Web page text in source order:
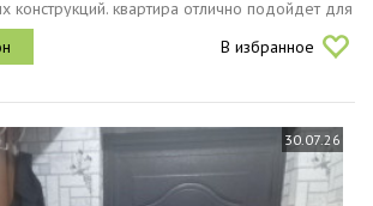
конструкций. квартира отлично подойдет для
пары, ищущих комфортное жилье в
В избранное
30.07.26